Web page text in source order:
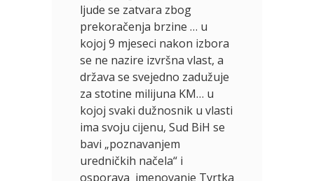
ljude se zatvara zbog
prekoračenja brzine … u
kojoj 9 mjeseci nakon izbora
se ne nazire izvršna vlast, a
država se svejedno zadužuje
za stotine milijuna KM… u
kojoj svaki dužnosnik u vlasti
ima svoju cijenu, Sud BiH se
bavi „poznavanjem
uredničkih načela“ i
osporava imenovanje Tvrtka